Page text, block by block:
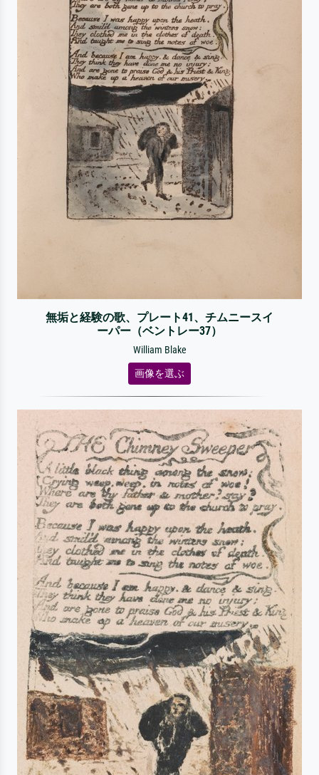
無垢と経験の歌、プレート41、チムニースイ
ーパー（ベントレー37）
William Blake
画像を選ぶ